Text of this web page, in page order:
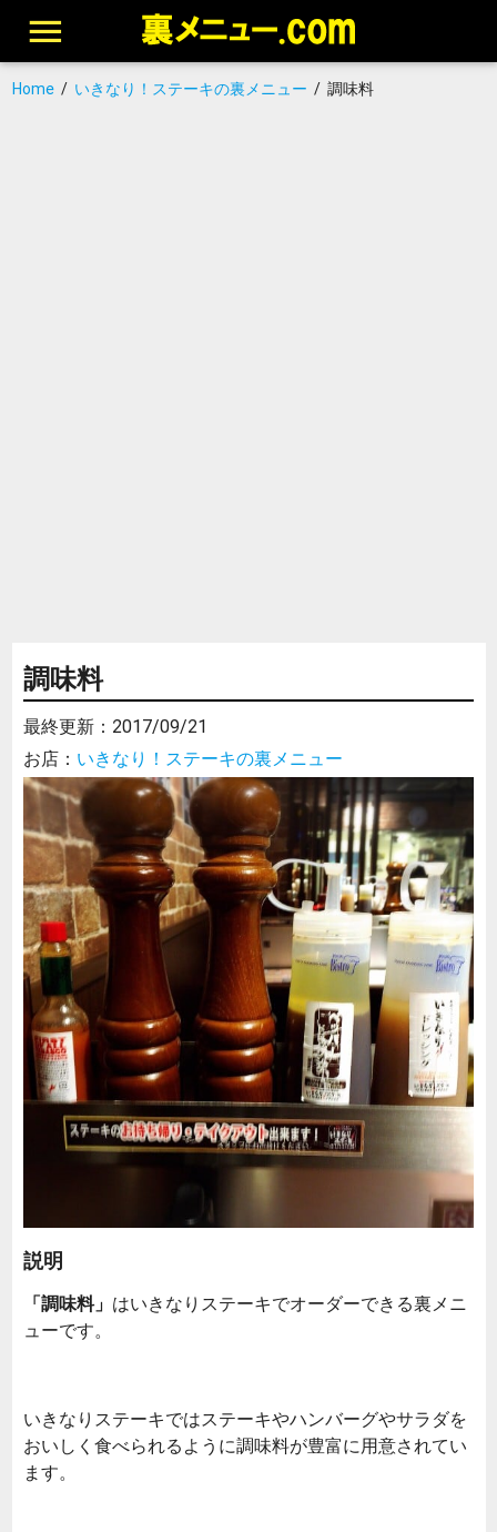
Home/ いきなり！ステーキの裏メニュー / 調味料
調味料
最終更新： 2017/09/21
お店： いきなり！ステーキの裏メニュー
説明
「調味料」 はいきなりステーキでオーダーできる裏メニ
ューです。
いきなりステーキではステーキやハンバーグやサラダを
おいしく食べられるように調味料が豊富に用意されてい
ます。